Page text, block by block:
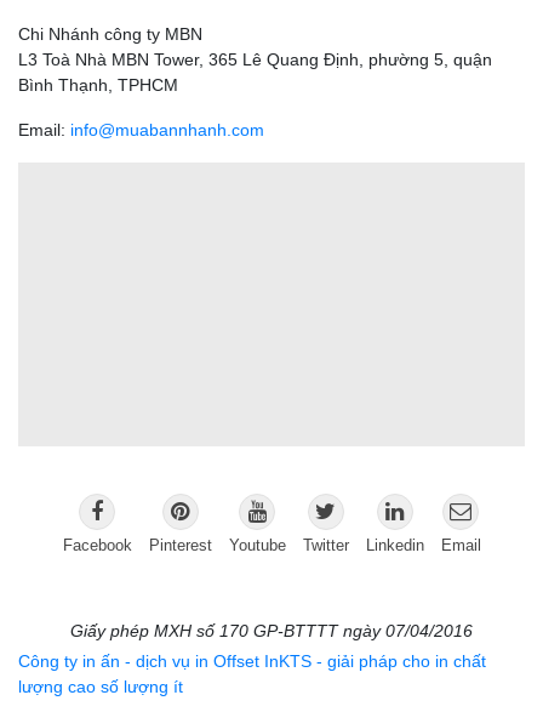
Chi Nhánh công ty MBN
L3 Toà Nhà MBN Tower, 365 Lê Quang Định, phường 5, quận
Bình Thạnh, TPHCM
Email: info@muabannhanh.com
Facebook Pinterest Youtube Twitter Linkedin Email
Giấy phép MXH số 170 GP-BTTTT ngày 07/04/2016
Công ty in ấn - dịch vụ in Offset InKTS - giải pháp cho in chất
lượng cao số lượng ít